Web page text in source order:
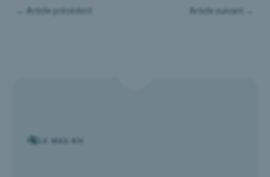
Article précédent Article suivant